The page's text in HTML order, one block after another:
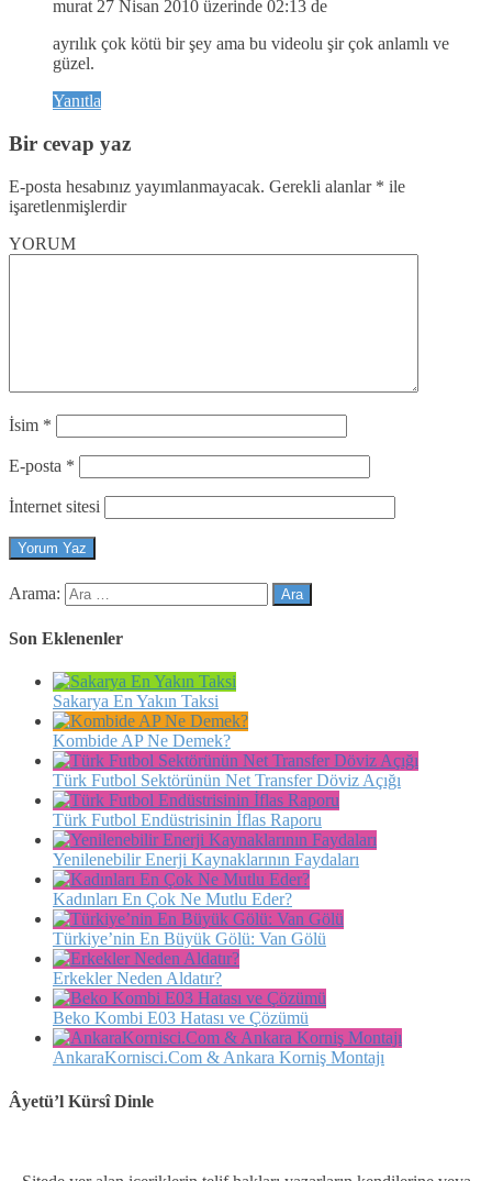
murat 27 Nisan 2010 üzerinde 02:13 de
ayrılık çok kötü bir şey ama bu videolu şir çok anlamlı ve
güzel.
Yanıtla
Bir cevap yaz
E-posta hesabınız yayımlanmayacak. Gerekli alanlar * ile
işaretlenmişlerdir
YORUM
İsim *
E-posta *
İnternet sitesi
Arama:
Son Eklenenler
Sakarya En Yakın Taksi
Kombide AP Ne Demek?
Türk Futbol Sektörünün Net Transfer Döviz Açığı
Türk Futbol Endüstrisinin İflas Raporu
Yenilenebilir Enerji Kaynaklarının Faydaları
Kadınları En Çok Ne Mutlu Eder?
Türkiye’nin En Büyük Gölü: Van Gölü
Erkekler Neden Aldatır?
Beko Kombi E03 Hatası ve Çözümü
AnkaraKornisci.Com & Ankara Korniş Montajı
Âyetü’l Kürsî Dinle